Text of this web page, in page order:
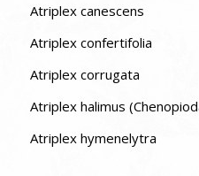
Atriplex canescens
Atriplex confertifolia
Atriplex corrugata
Atriplex halimus
Atriplex hymenelytra